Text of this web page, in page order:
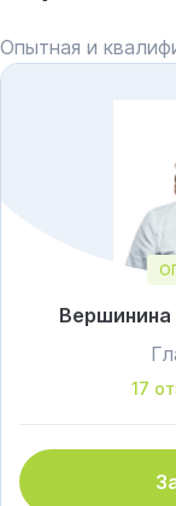
Опытная и
Вершинина
17